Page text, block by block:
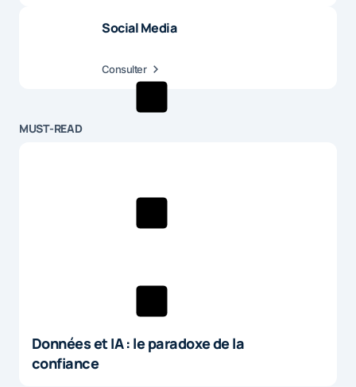
Social Media
Consulter
MUST-READ
Données et IA : le paradoxe de la
confiance